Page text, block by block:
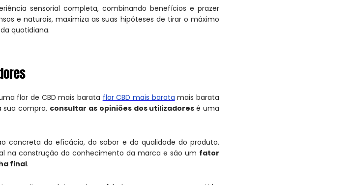
sensorial completa, combinando benefícios e prazer
e naturais, maximiza as suas hipóteses de tirar o máximo
quotidiana.
flor de CBD mais barata flor CBD mais barata mais barata
sua compra, consultar as opiniões dos utilizadoresé uma
concreta da eficácia, do sabor e da qualidade do produto.
na construção do conhecimento da marca e são um fator
final.